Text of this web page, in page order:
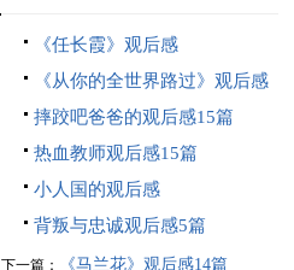
《任长霞》观后感
《从你的全世界路过》观后感
5篇
摔跤吧爸爸的观后感15篇
热血教师观后感15篇
小人国的观后感
背叛与忠诚观后感5篇
下一篇： 《马兰花》观后感14篇